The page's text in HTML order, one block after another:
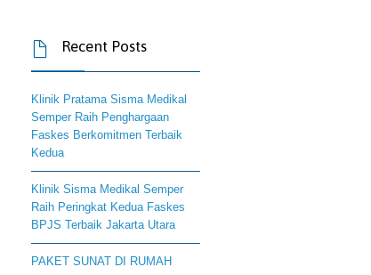
 Recent Posts
Klinik Pratama Sisma Medikal
Semper Raih Penghargaan
Faskes Berkomitmen Terbaik
Kedua
Klinik Sisma Medikal Semper
Raih Peringkat Kedua Faskes
BPJS Terbaik Jakarta Utara
PAKET SUNAT DI RUMAH